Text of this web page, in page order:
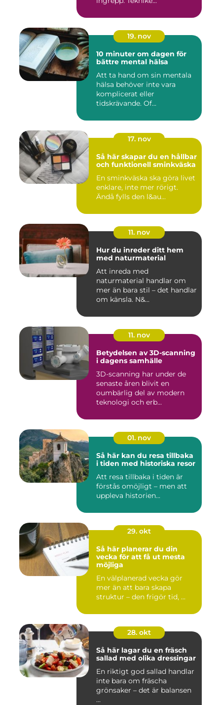
19. nov
10 minuter om dagen för
bättre mental hälsa
Att ta hand om sin mentala
hälsa behöver inte vara
komplicerat eller
tidskrävande. Of...
17. nov
Så här skapar du en hållbar
och funktionell sminkväska
En sminkväska ska göra livet
enklare, inte mer rörigt.
Ändå fylls den l&au...
11. nov
Hur du inreder ditt hem
med naturmaterial
Att inreda med
naturmaterial handlar om
mer än bara stil – det handlar
om känsla. N&...
11. nov
Betydelsen av 3D-scanning
i dagens samhälle
3D-scanning har under de
senaste åren blivit en
oumbärlig del av modern
teknologi och erb...
01. nov
Så här kan du resa tillbaka
i tiden med historiska resor
Att resa tillbaka i tiden är
förstås omöjligt – men att
uppleva historien...
29. okt
Så här planerar du din
vecka för att få ut mesta
möjliga
En välplanerad vecka gör
mer än att bara skapa
struktur – den frigör tid, ...
28. okt
Så här lagar du en fräsch
sallad med olika dressingar
En riktigt god sallad handlar
inte bara om fräscha
grönsaker – det är balansen
...